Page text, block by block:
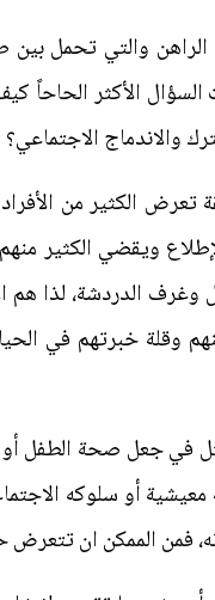
والتي تحمل بين
الأكثر الحاحاً
والاندماج الاجتماعي؟
الكثير من
ويقضي الكثير
وغرف الدردشة، لذا
وقلة خبرتهم في
في جعل صحة الطفل
أو سلوكه
فمن الممكن ان تتعرض